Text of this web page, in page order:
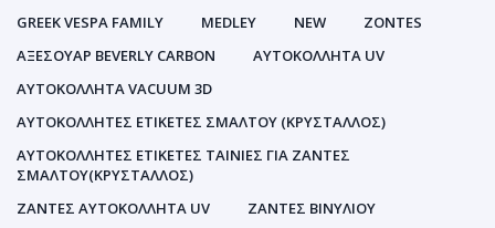
GREEK VESPA FAMILY
MEDLEY NEW
ZONTES
ΑΞΕΣΟΥΑΡ BEVERLY CARBON
ΑΥΤΟΚΌΛΛΗΤΑ UV
ΑΥΤΟΚΌΛΛΗΤΑ VACUUM 3D
ΑΥΤΟΚΌΛΛΗΤΕΣ ΕΤΙΚΈΤΕΣ ΣΜΆΛΤΟΥ (ΚΡΥΣΤΑΛΛΟΣ)
ΑΥΤΟΚΌΛΛΗΤΕΣ ΕΤΙΚΈΤΕΣ ΤΑΙΝΊΕΣ ΓΙΑ ΖΆΝΤΕΣ
ΣΜΆΛΤΟΥ(ΚΡΎΣΤΑΛΛΟΣ)
ΖΆΝΤΕΣ ΑΥΤΟΚΌΛΛΗΤΑ UV
ΖΆΝΤΕΣ ΒΙΝΥΛΊΟΥ